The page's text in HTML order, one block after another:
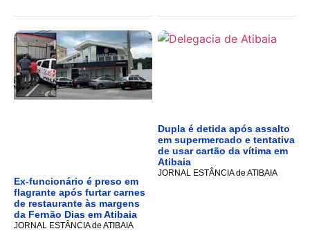
Ex-funcionário é preso em
flagrante após furtar carnes
de restaurante às margens
da Fernão Dias em Atibaia
JORNAL ESTÂNCIA de ATIBAIA
Dupla é detida após assalto
em supermercado e tentativa
de usar cartão da vítima em
Atibaia
JORNAL ESTÂNCIA de ATIBAIA